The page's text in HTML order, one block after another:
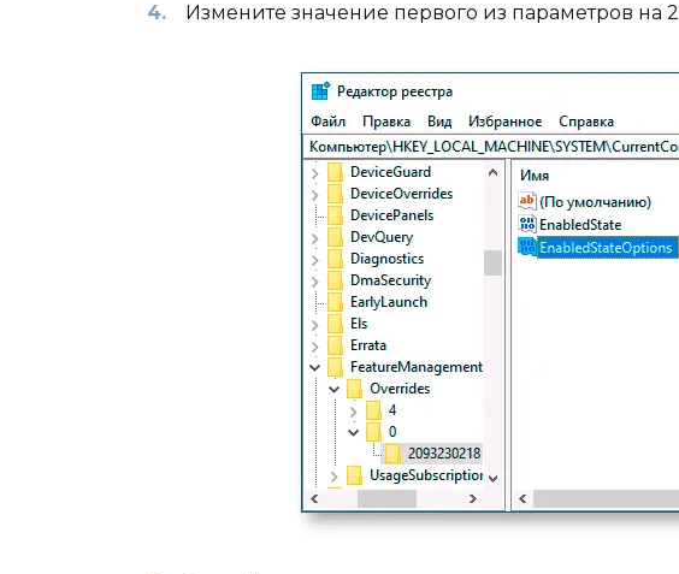
Измените значение первого из параметров на 2